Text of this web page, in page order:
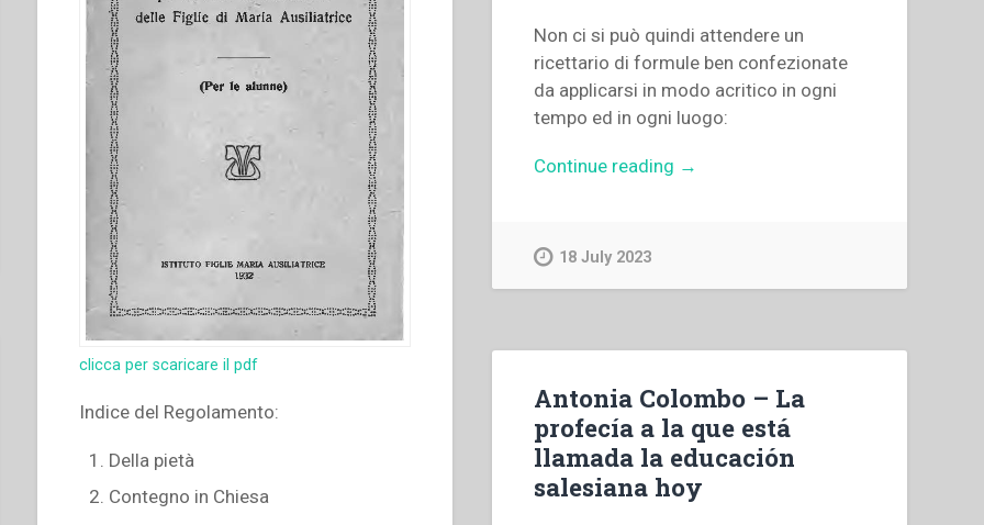
Non ci si può quindi attendere un
ricettario di formule ben confezionate
da applicarsi in modo acritico in ogni
tempo ed in ogni luogo:
Continue reading “Carlo
Bosco
spirito
salesiano.
Abbozzo
di
→
18 July 2023
clicca per scaricare il pdf
Indice del Regolamento:
Della pietà
Contegno in Chiesa
Antonia Colombo – La
profecía a la que está
llamada la educación
salesiana hoy